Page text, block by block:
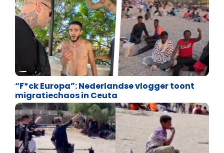
Asiel en Migratie
“F*ck Europa”: Nederlandse vlogger toont
migratiechaos in Ceuta